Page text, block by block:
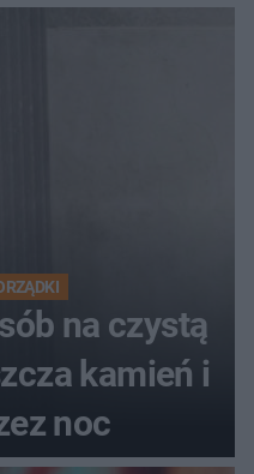
na czystą
kamień i
noc